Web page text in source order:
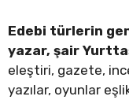
Edebi türlerin
yazar, şair
eleştiri, gazete,
yazılar, oyunlar